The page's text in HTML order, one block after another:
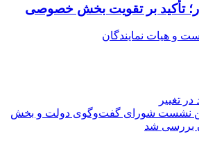
تأکید بر تقویت بخش خصوصی
و هیات نمایندگان
نشست شورای گفت‌وگوی دولت و بخش
بررسی شد